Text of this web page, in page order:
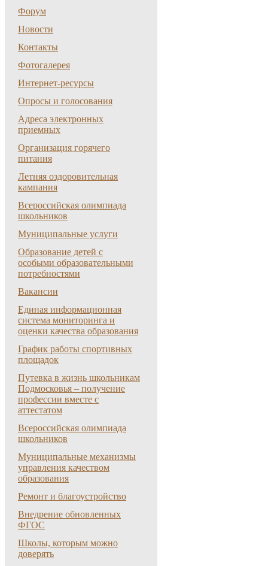
Форум
Новости
Контакты
Фотогалерея
Интернет-ресурсы
Опросы и голосования
Адреса электронных
приемных
Организация горячего
питания
Летняя оздоровительная
кампания
Всероссийская олимпиада
школьников
Муниципальные услуги
Образование детей с
особыми образовательными
потребностями
Вакансии
Единая информационная
система мониторинга и
оценки качества образования
График работы спортивных
площадок
Путевка в жизнь школьникам
Подмосковья – получение
профессии вместе с
аттестатом
Всероссийская олимпиада
школьников
Муниципальные механизмы
управления качеством
образования
Ремонт и благоустройство
Внедрение обновленных
ФГОС
Школы, которым можно
доверять